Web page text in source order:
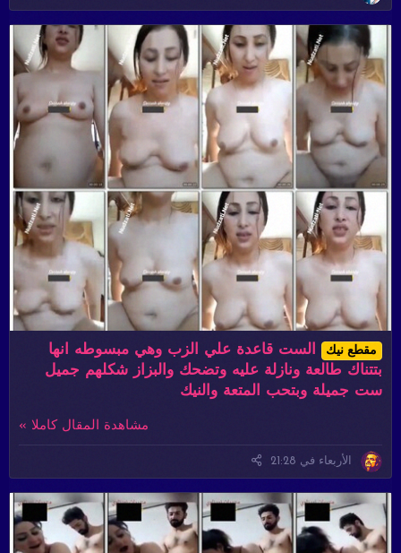
مقطع نيك
الست قاعدة علي الزب وهي مبسوطه انها
بتتناك طالعة ونازلة عليه وتضحك والبزاز شكلهم جميل
ست جميلة وبتحب المتعة والنيك
مشاهدة المقال كاملا »
الأربعاء في 21:28